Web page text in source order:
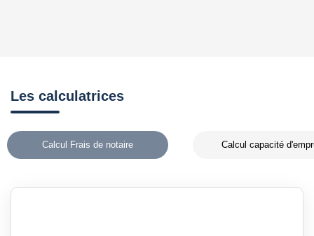
Les calculatrices
Calcul Frais de notaire Calcul capacité